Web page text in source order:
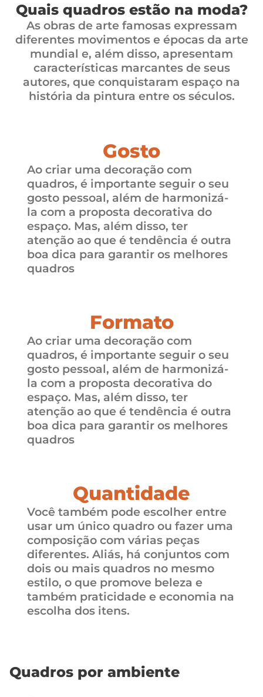
Quais quadros estão na moda?
As obras de arte famosas expressam
diferentes movimentos e épocas da arte
mundial e, além disso, apresentam
características marcantes de seus
autores, que conquistaram espaço na
história da pintura entre os séculos.
Gosto
Ao criar uma decoração com
quadros, é importante seguir o seu
gosto pessoal, além de harmonizá-
la com a proposta decorativa do
espaço. Mas, além disso, ter
atenção ao que é tendência é outra
boa dica para garantir os melhores
quadros
Formato
Ao criar uma decoração com
quadros, é importante seguir o seu
gosto pessoal, além de harmonizá-
la com a proposta decorativa do
espaço. Mas, além disso, ter
atenção ao que é tendência é outra
boa dica para garantir os melhores
quadros
Quantidade
Você também pode escolher entre
usar um único quadro ou fazer uma
composição com várias peças
diferentes. Aliás, há conjuntos com
dois ou mais quadros no mesmo
estilo, o que promove beleza e
também praticidade e economia na
escolha dos itens.
Quadros por ambiente